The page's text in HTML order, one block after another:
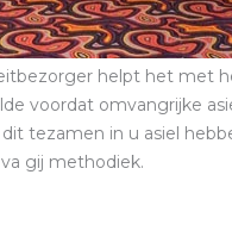
helpt het met
voordat omvangrijke
tezamen in u asiel
gij methodiek.